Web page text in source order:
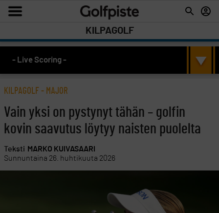
KILPAGOLF
- Live Scoring -
KILPAGOLF - MAJOR
Vain yksi on pystynyt tähän – golfin
kovin saavutus löytyy naisten puolelta
Teksti MARKO KUIVASAARI
Sunnuntaina 26. huhtikuuta 2026